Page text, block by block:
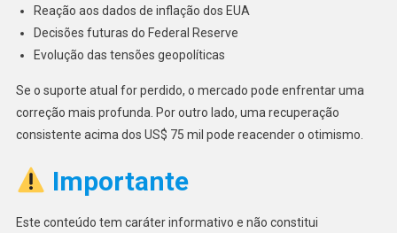
Reação aos dados de inflação dos EUA
Decisões futuras do Federal Reserve
Evolução das tensões geopolíticas
Se o suporte atual for perdido, o mercado pode enfrentar uma
correção mais profunda. Por outro lado, uma recuperação
consistente acima dos US$ 75 mil pode reacender o otimismo.
Importante
Este conteúdo tem caráter informativo e não constitui